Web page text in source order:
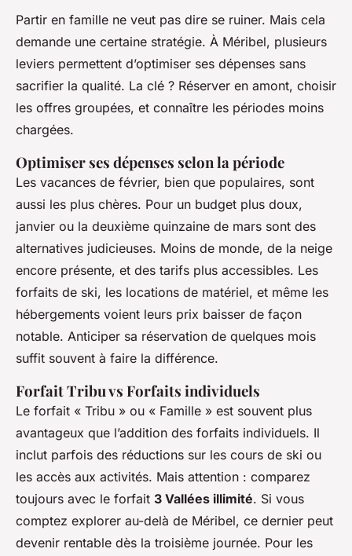
Partir en famille ne veut pas dire se ruiner. Mais cela
demande une certaine stratégie. À Méribel, plusieurs
leviers permettent d’optimiser ses dépenses sans
sacrifier la qualité. La clé ? Réserver en amont, choisir
les offres groupées, et connaître les périodes moins
chargées.
Optimiser ses dépenses selon la période
Les vacances de février, bien que populaires, sont
aussi les plus chères. Pour un budget plus doux,
janvier ou la deuxième quinzaine de mars sont des
alternatives judicieuses. Moins de monde, de la neige
encore présente, et des tarifs plus accessibles. Les
forfaits de ski, les locations de matériel, et même les
hébergements voient leurs prix baisser de façon
notable. Anticiper sa réservation de quelques mois
suffit souvent à faire la différence.
Forfait Tribu vs Forfaits individuels
Le forfait « Tribu » ou « Famille » est souvent plus
avantageux que l’addition des forfaits individuels. Il
inclut parfois des réductions sur les cours de ski ou
les accès aux activités. Mais attention : comparez
toujours avec le forfait 3 Vallées illimité. Si vous
comptez explorer au-delà de Méribel, ce dernier peut
devenir rentable dès la troisième journée. Pour les